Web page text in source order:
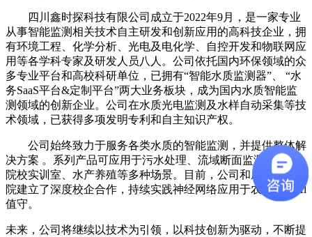
四川鑫时探科技有限公司成立于2022年9月，是一家专业
从事智能监测相关技术自主研发和创新应用的高科技企业，拥
有环境工程、化学分析、光电及电化学、自控开发和物联网应
用等各学科专家及研发人员八人。公司依托国内环保领域的众
多专业平台和高校科研单位，已拥有“智能水质监测器”、 “水
务SaaS平台&定制平台”两大业务板块，成为国内水质智能监
测领域的创新企业。公司在水质光电监测及水样自动采集等技
术领域，已获得多项发明专利和自主知识产权。
公司始终致力于服务各类水质的智能监测，并提供整体解
决方案 。系列产品可应用于污水处理、流域断面监测、环境
院校实训室、水产养殖等多种场景。目前，公司和成都工业学
院建立了深度校企合作，持续实践神经网络应用于农污处理Al
值守。
未来，公司将继续以技术为引领，以科技创新为驱动，不断提